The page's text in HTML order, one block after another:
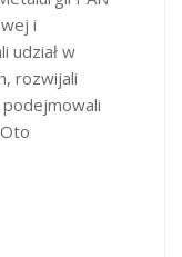
i
udział w
rozwijali